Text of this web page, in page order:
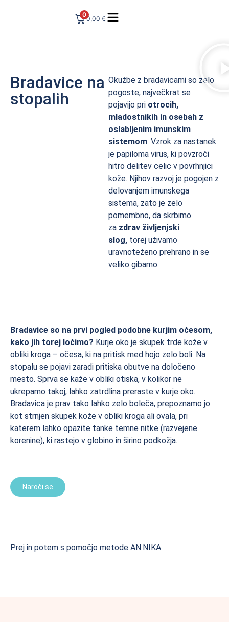
0
0,00 €
Bradavice na
stopalih
Okužbe z bradavicami so zelo
pogoste, največkrat se
pojavijo pri otrocih,
mladostnikih in osebah z
oslabljenim imunskim
sistemom. Vzrok za nastanek
je papiloma virus, ki povzroči
hitro delitev celic v povrhnjici
kože. Njihov razvoj je pogojen z
delovanjem imunskega
sistema, zato je zelo
pomembno, da skrbimo
za zdrav življenjski
slog, torej uživamo
uravnoteženo prehrano in se
veliko gibamo.
Bradavice so na prvi pogled podobne kurjim očesom,
kako jih torej ločimo? Kurje oko je skupek trde kože v
obliki kroga – očesa, ki na pritisk med hojo zelo boli. Na
stopalu se pojavi zaradi pritiska obutve na določeno
mesto. Sprva se kaže v obliki otiska, v kolikor ne
ukrepamo takoj, lahko zatrdlina preraste v kurje oko.
Bradavica je prav tako lahko zelo boleča, prepoznamo jo
kot strnjen skupek kože v obliki kroga ali ovala, pri
katerem lahko opazite tanke temne nitke (razvejene
korenine), ki rastejo v globino in širino podkožja.
Naroči se
Prej in potem s pomočjo metode AN.NIKA